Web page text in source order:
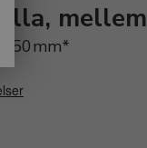
mellem